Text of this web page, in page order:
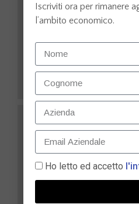
Iscriviti ora per rimanere
l’ambito economico.
Ho letto ed accetto